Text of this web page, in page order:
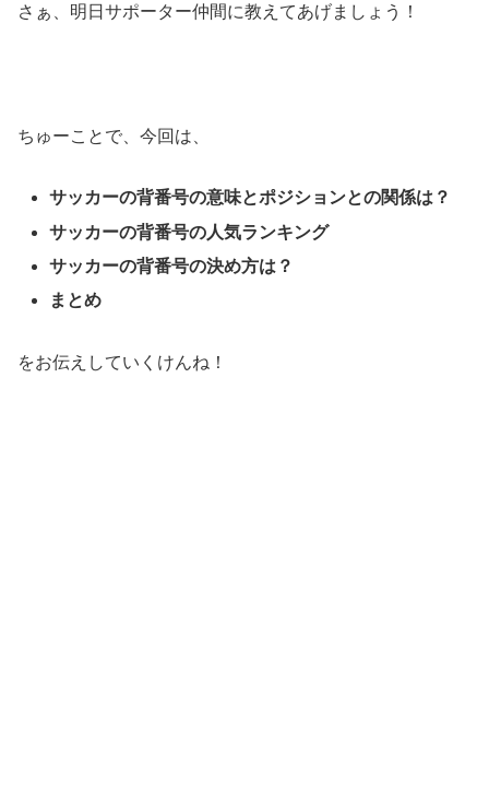
さぁ、明日サポーター仲間に教えてあげましょう！
ちゅーことで、今回は、
サッカーの背番号の意味とポジションとの関係は？
サッカーの背番号の人気ランキング
サッカーの背番号の決め方は？
まとめ
をお伝えしていくけんね！